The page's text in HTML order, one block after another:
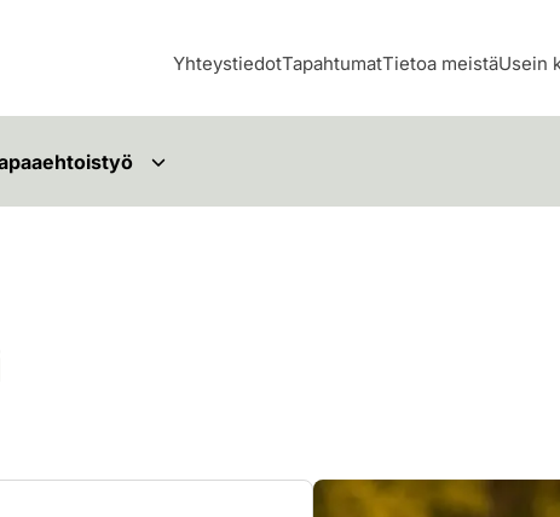
YhteystiedotTapahtumatTietoa meistäUsein